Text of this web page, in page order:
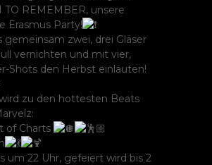
TO REMEMBER, unsere
Erasmus Party!
gemeinsam zwei, drei Gläser
vernichten und mit vier,
Shots den Herbst einläuten!
zu den hottesten Beats
of Charts
um 22 Uhr, gefeiert wird bis 2